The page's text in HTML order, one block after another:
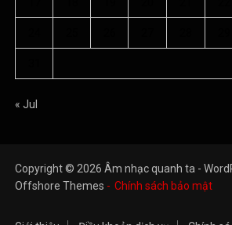
« Jul
Copyright © 2026 Âm nhạc quanh ta -
Offshore Themes
Chính sách bảo mật